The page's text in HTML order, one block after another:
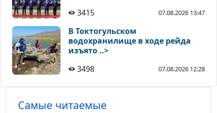
3415 07.08.2026 13:47
В Токтогульском
водохранилище в ходе рейда
изъято ..>
3498
07.08.2026 12:28
Самые читаемые